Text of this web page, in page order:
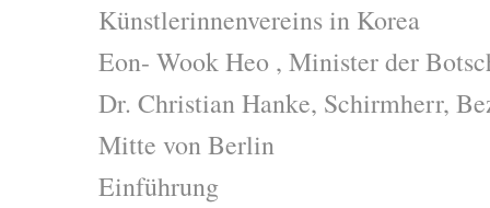
Künstlerinnenvereins in Korea
Eon- Wook Heo , Minister der
Dr. Christian Hanke, Schirmherr,
Mitte von Berlin
Einführung